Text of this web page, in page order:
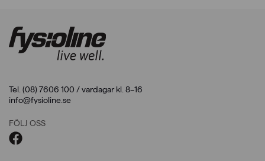
Tel. (08) 7606 100 / vardagar kl. 8–16
info@fysioline.se
FÖLJ OSS